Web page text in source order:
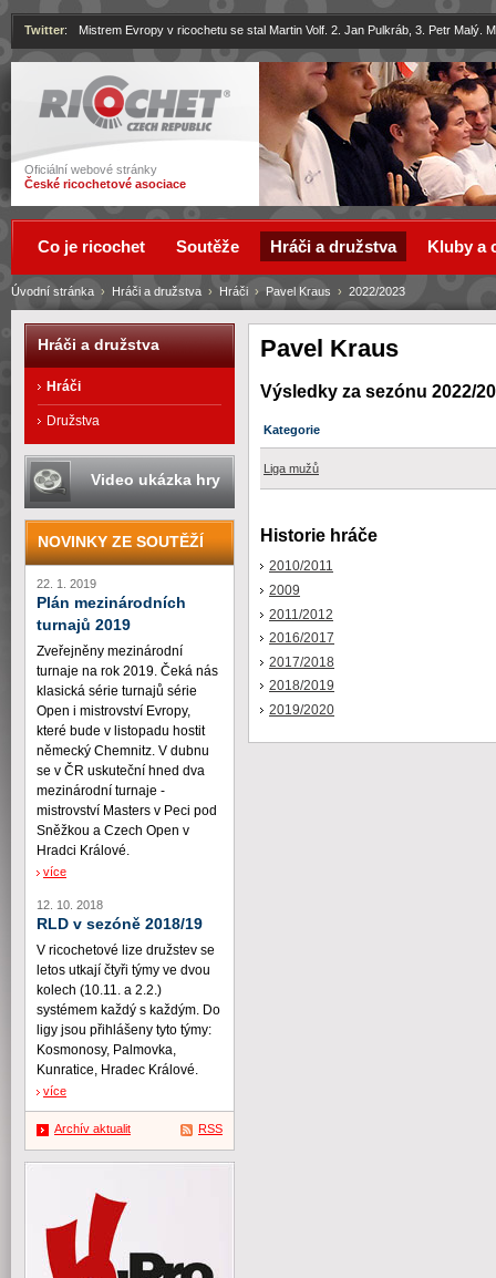
Ricochet
Oficiální webové stránky
České ricochetové asociace
Twitter: Mistrem Evropy v ricochetu se stal Martin Volf. 2. Jan Pulkráb, 3. Petr Malý.
Pavel Kraus
Výsledky za sezónu 2022/
Kategorie
Liga mužů
Historie hráče
2010/2011
2009
2011/2012
2016/2017
2017/2018
2018/2019
2019/2020
Úvodní stránka › Hráči a družstva › Hráči › Pavel Kraus › 2022/2023
Co je ricochet Soutěže Hráči a družstva Kluby a
Hráči a družstva
Hráči
Družstva
Video ukázka hry
NOVINKY ZE SOUTĚŽÍ
22. 1. 2019
Plán mezinárodních
turnajů 2019
Zveřejněny mezinárodní
turnaje na rok 2019. Čeká nás
klasická série turnajů série
Open i mistrovství Evropy,
které bude v listopadu hostit
německý Chemnitz. V dubnu
se v ČR uskuteční hned dva
mezinárodní turnaje -
mistrovství Masters v Peci pod
Sněžkou a Czech Open v
Hradci Králové.
více
12. 10. 2018
RLD v sezóně 2018/19
V ricochetové lize družstev se
letos utkají čtyři týmy ve dvou
kolech (10.11. a 2.2.)
systémem každý s každým. Do
ligy jsou přihlášeny tyto týmy:
Kosmonosy, Palmovka,
Kunratice, Hradec Králové.
více
Archív aktualit RSS